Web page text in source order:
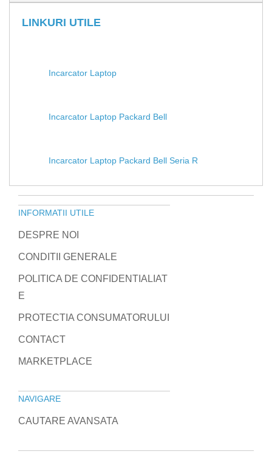
LINKURI UTILE
Incarcator Laptop
Incarcator Laptop Packard Bell
Incarcator Laptop Packard Bell Seria R
INFORMATII UTILE
DESPRE NOI
CONDITII GENERALE
POLITICA DE CONFIDENTIALIAT
E
PROTECTIA CONSUMATORULUI
CONTACT
MARKETPLACE
NAVIGARE
CAUTARE AVANSATA